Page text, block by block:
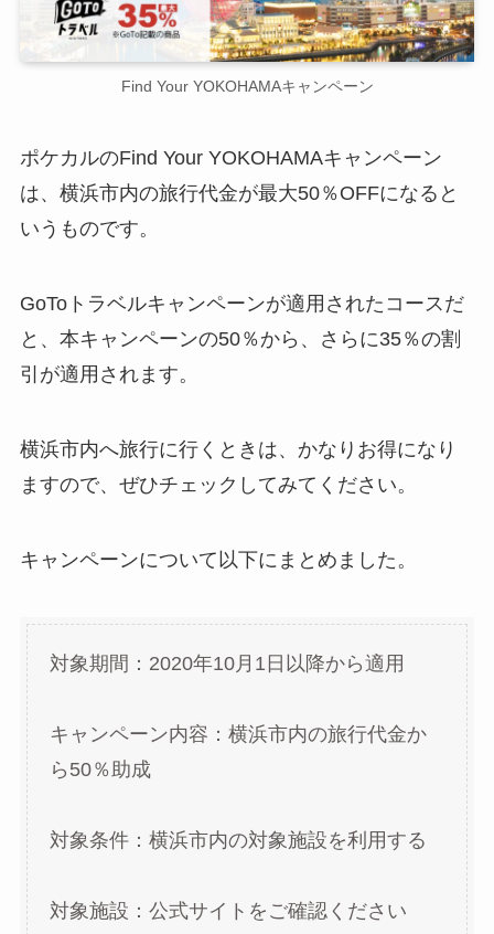
Find Your YOKOHAMAキャンペーン
ポケカルのFind Your YOKOHAMAキャンペーン
は、横浜市内の旅行代金が最大50％OFFになると
いうものです。
GoToトラベルキャンペーンが適用されたコースだ
と、本キャンペーンの50％から、さらに35％の割
引が適用されます。
横浜市内へ旅行に行くときは、かなりお得になり
ますので、ぜひチェックしてみてください。
キャンペーンについて以下にまとめました。
対象期間：2020年10月1日以降から適用
キャンペーン内容：横浜市内の旅行代金か
ら50％助成
対象条件：横浜市内の対象施設を利用する
対象施設：公式サイトをご確認ください